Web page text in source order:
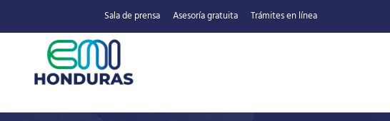
Sala de prensa Asesoría gratuita Trámites en línea